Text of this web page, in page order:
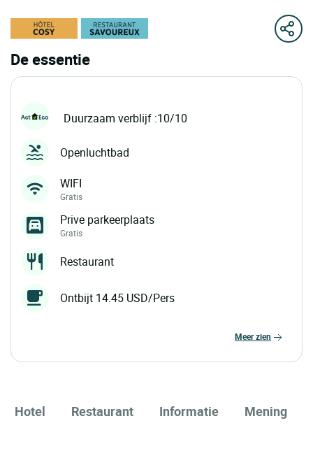
De essentie
Duurzaam verblijf :10/10
Openluchtbad
WIFI
Gratis
Prive parkeerplaats
Gratis
Restaurant
Ontbijt 14.45 USD/Pers
meer zien
Hotel Restaurant Informatie Mening